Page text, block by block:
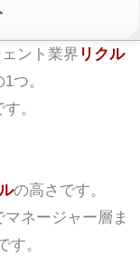
ント業界 リクル
つ。
す。
の高さです。
ネージャー層ま
。